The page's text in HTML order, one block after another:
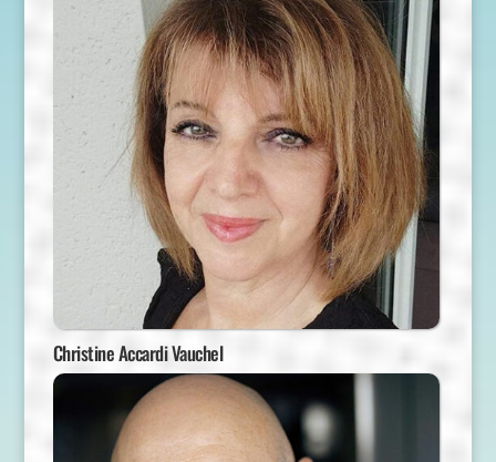
Christine Accardi Vauchel